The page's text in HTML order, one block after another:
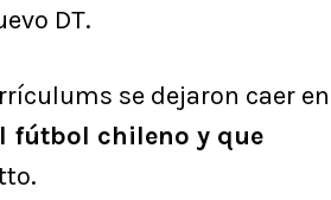
DT.
se dejaron caer en
fútbol chileno y que